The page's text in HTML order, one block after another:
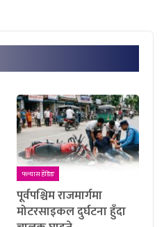
फ्ल्यास हेडिङ
पूर्वपश्चिम राजमार्गमा
मोटरसाइकल दुर्घटना हुँदा